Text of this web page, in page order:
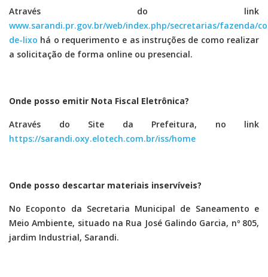
Através do link
www.sarandi.pr.gov.br/web/index.php/secretarias/fazenda/
de-lixo há o requerimento e as instruções de como realizar
a solicitação de forma online ou presencial.
Onde posso emitir Nota Fiscal Eletrônica?
Através do Site da Prefeitura, no link
https://sarandi.oxy.elotech.com.br/iss/home
Onde posso descartar materiais inservíveis?
No Ecoponto da Secretaria Municipal de Saneamento e
Meio Ambiente, situado na Rua José Galindo Garcia, nº 805,
jardim Industrial, Sarandi.